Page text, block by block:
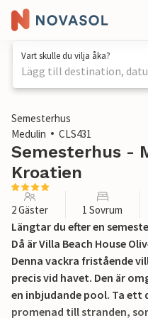
Vart skulle du vilja åka?
Lägg till destination,
1 / 43
Semesterhus
Medulin
CLS431
Semesterhus -
Kroatien
2 Gäster 1 Sovrum
Längtar du efter en
Då är Villa Beach House
Denna vackra fristående
precis vid havet. Den är
en inbjudande pool. Ta ett
promenad till stranden,